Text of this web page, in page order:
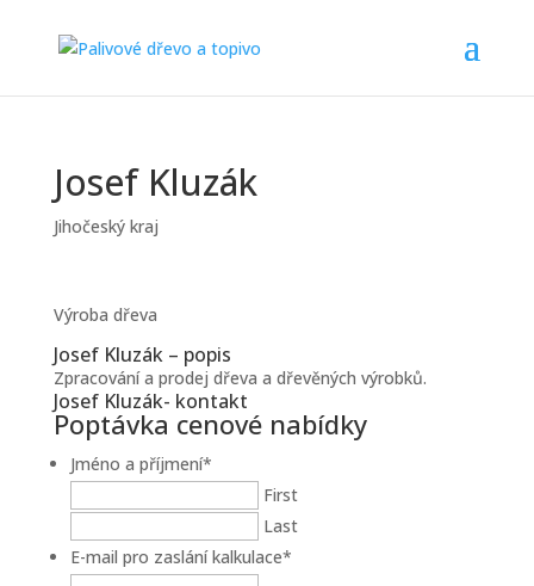
Josef Kluzák
Jihočeský kraj
Výroba dřeva
Josef Kluzák – popis
Zpracování a prodej dřeva a dřevěných výrobků.
Josef Kluzák- kontakt
Poptávka cenové nabídky
Jméno a příjmení*
First
Last
E-mail pro zaslání kalkulace*